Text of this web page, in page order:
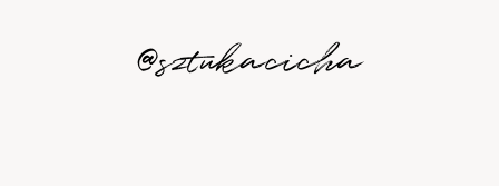
@sztukacicha